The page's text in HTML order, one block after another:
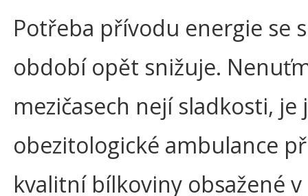
Potřeba přívodu energie se
období opět snižuje.
mezičasech nejí sladkosti,
obezitologické ambulance
kvalitní bílkoviny obsažené